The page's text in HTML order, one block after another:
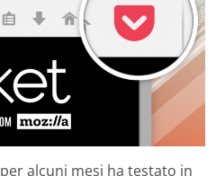
per alcuni mesi ha testato in